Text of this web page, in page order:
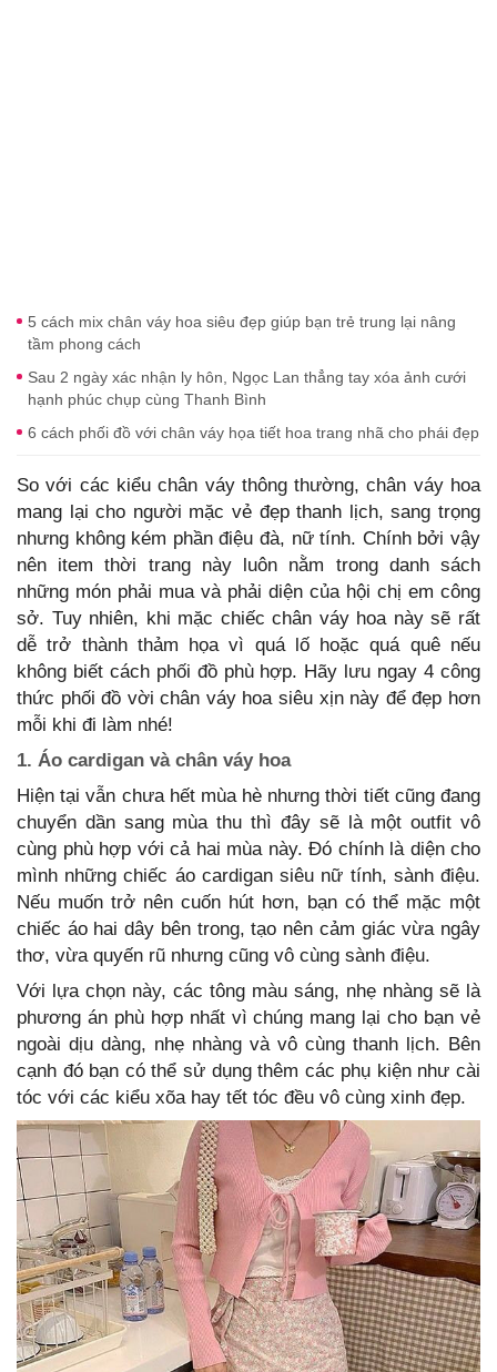
5 cách mix chân váy hoa siêu đẹp giúp bạn trẻ trung lại nâng
tầm phong cách
Sau 2 ngày xác nhận ly hôn, Ngọc Lan thẳng tay xóa ảnh cưới
hạnh phúc chụp cùng Thanh Bình
6 cách phối đồ với chân váy họa tiết hoa trang nhã cho phái đẹp
So với các kiểu chân váy thông thường, chân váy hoa
mang lại cho người mặc vẻ đẹp thanh lịch, sang trọng
nhưng không kém phần điệu đà, nữ tính. Chính bởi vậy
nên item thời trang này luôn nằm trong danh sách
những món phải mua và phải diện của hội chị em công
sở. Tuy nhiên, khi mặc chiếc chân váy hoa này sẽ rất
dễ trở thành thảm họa vì quá lố hoặc quá quê nếu
không biết cách phối đồ phù hợp. Hãy lưu ngay 4 công
thức phối đồ vời chân váy hoa siêu xịn này để đẹp hơn
mỗi khi đi làm nhé!
1. Áo cardigan và chân váy hoa
Hiện tại vẫn chưa hết mùa hè nhưng thời tiết cũng đang
chuyển dần sang mùa thu thì đây sẽ là một outfit vô
cùng phù hợp với cả hai mùa này. Đó chính là diện cho
mình những chiếc áo cardigan siêu nữ tính, sành điệu.
Nếu muốn trở nên cuốn hút hơn, bạn có thể mặc một
chiếc áo hai dây bên trong, tạo nên cảm giác vừa ngây
thơ, vừa quyến rũ nhưng cũng vô cùng sành điệu.
Với lựa chọn này, các tông màu sáng, nhẹ nhàng sẽ là
phương án phù hợp nhất vì chúng mang lại cho bạn vẻ
ngoài dịu dàng, nhẹ nhàng và vô cùng thanh lịch. Bên
cạnh đó bạn có thể sử dụng thêm các phụ kiện như cài
tóc với các kiểu xõa hay tết tóc đều vô cùng xinh đẹp.